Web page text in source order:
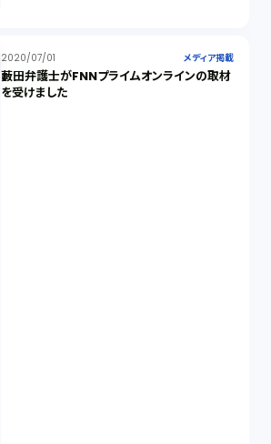
2020/07/01 メディア掲載
藪田弁護士がFNNプライムオンラインの取材
を受けました